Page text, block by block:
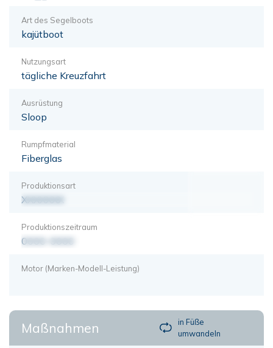
Art des Segelboots
kajütboot
Nutzungsart
tägliche Kreuzfahrt
Ausrüstung
Sloop
Rumpfmaterial
Fiberglas
Produktionsart
XXXXXXX
Produktionszeitraum
0000-0000
Motor (Marken-Modell-Leistung)
Maßnahmen
in Füße
umwandeln